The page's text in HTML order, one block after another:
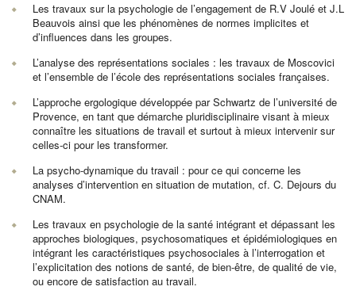
Les travaux sur la psychologie de l’engagement de R.V Joulé et J.L
Beauvois ainsi que les phénomènes de normes implicites et
d’influences dans les groupes.
L’analyse des représentations sociales : les travaux de Moscovici
et l’ensemble de l’école des représentations sociales françaises.
L’approche ergologique développée par Schwartz de l’université de
Provence, en tant que démarche pluridisciplinaire visant à mieux
connaître les situations de travail et surtout à mieux intervenir sur
celles-ci pour les transformer.
La psycho-dynamique du travail : pour ce qui concerne les
analyses d’intervention en situation de mutation, cf. C. Dejours du
CNAM.
Les travaux en psychologie de la santé intégrant et dépassant les
approches biologiques, psychosomatiques et épidémiologiques en
intégrant les caractéristiques psychosociales à l’interrogation et
l’explicitation des notions de santé, de bien-être, de qualité de vie,
ou encore de satisfaction au travail.